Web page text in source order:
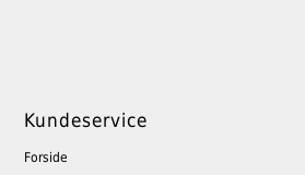
Kundeservice
Forside